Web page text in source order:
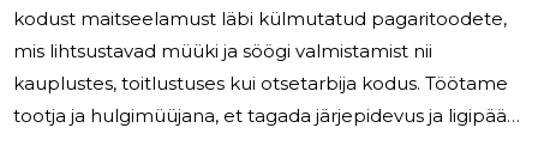
kodust maitseelamust läbi külmutatud pagaritoodete,
mis lihtsustavad müüki ja söögi valmistamist nii
kauplustes, toitlustuses kui otsetarbija kodus. Töötame
tootja ja hulgimüüjana, et tagada järjepidevus ja ligipääs